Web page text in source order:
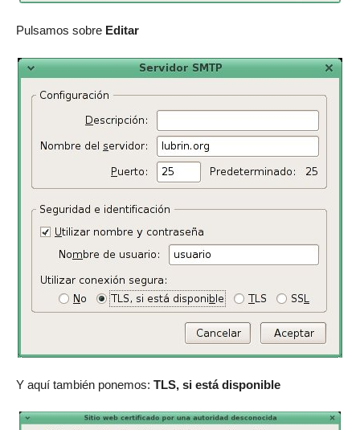
Pulsamos sobre Editar
Y aquí también ponemos: TLS, si está disponible